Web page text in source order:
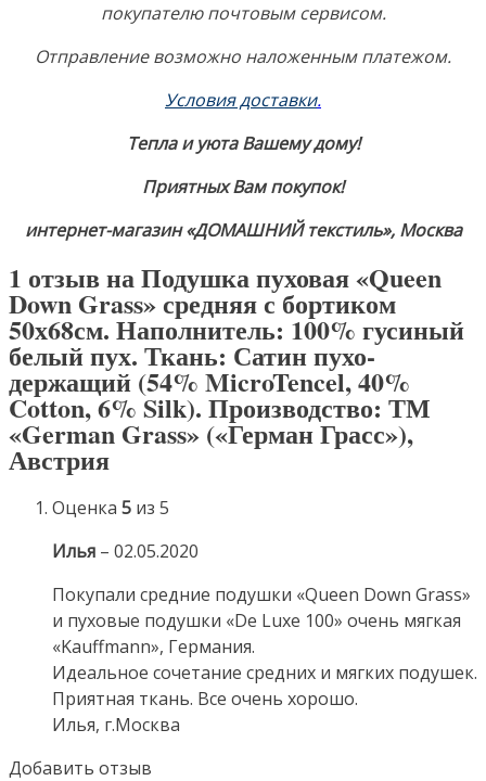
покупателю почтовым сервисом.
Отправление возможно наложенным платежом.
Условия доставки.
Тепла и уюта Вашему дому!
Приятных Вам покупок!
интернет-магазин «ДОМАШНИЙ текстиль», Москва
1 отзыв наПодушка пуховая «Queen
Down Grass» средняя с бортиком
50х68см. Наполнитель: 100% гусиный
белый пух. Ткань: Сатин пухо-
держащий (54% MicroTencel, 40%
Cotton, 6% Silk). Производство: ТМ
«German Grass» («Герман Грасс»),
Австрия
Оценка 5 из 5
Илья – 02.05.2020
Покупали средние подушки «Queen Down Grass»
и пуховые подушки «De Luxe 100» очень мягкая
«Kauffmann», Германия.
Идеальное сочетание средних и мягких подушек.
Приятная ткань. Все очень хорошо.
Илья, г.Москва
Добавить отзыв